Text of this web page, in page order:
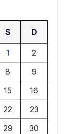
S D
1
2
8
9
15
16
22
23
29
30